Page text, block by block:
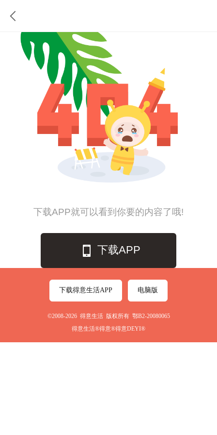
下载APP就可以看到你要的内容了哦!
下载APP
下载得意生活APP 电脑版
©2008-2026 得意生活 版权所有 鄂B2-20080065
得意生活®得意®得意DEYI®